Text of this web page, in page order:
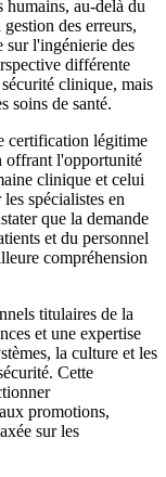
humains, au-delà du
des erreurs,
sur l'ingénierie des
différente
clinique, mais
soins de santé.
certification légitime
offrant l'opportunité
clinique et celui
spécialistes en
que la demande
et du personnel
compréhension
titulaires de la
et une expertise
la culture et les
Cette
promotions,
sur les